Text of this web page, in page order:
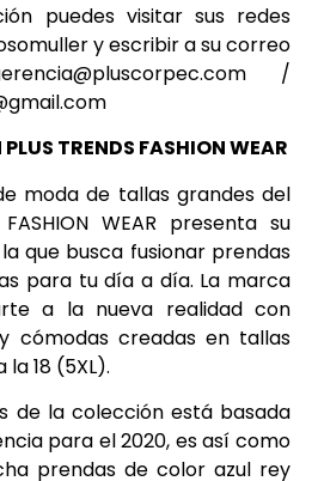
puedes visitar sus redes
y escribir a su correo
/
TRENDS FASHION WEAR
moda de tallas grandes del
FASHION WEAR presenta su
que busca fusionar prendas
para tu día a día. La marca
a la nueva realidad con
cómodas creadas en tallas
la 18 (5XL).
de la colección está basada
para el 2020, es así como
prendas de color azul rey